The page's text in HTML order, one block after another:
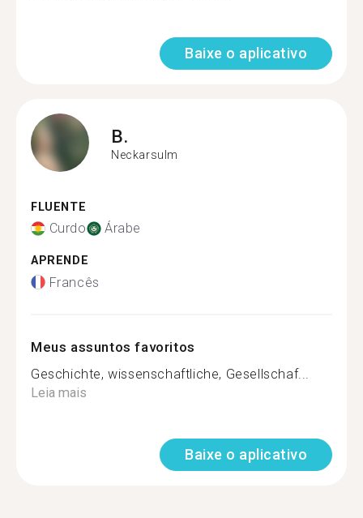
Baixe o aplicativo
B.
Neckarsulm
FLUENTE
Curdo Árabe
APRENDE
Francês
Meus assuntos favoritos
Geschichte, wissenschaftliche, Gesellschaf...
Leia mais
Baixe o aplicativo